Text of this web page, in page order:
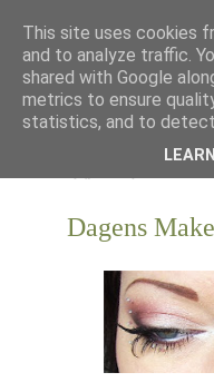
Dagens
This site uses cookies
and to analyze traffic.
shared with Google
metrics to ensure
statistics, and to detect